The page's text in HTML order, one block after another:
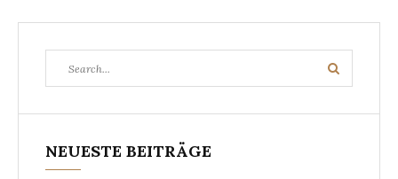
for:
Search
NEUESTE BEITRÄGE